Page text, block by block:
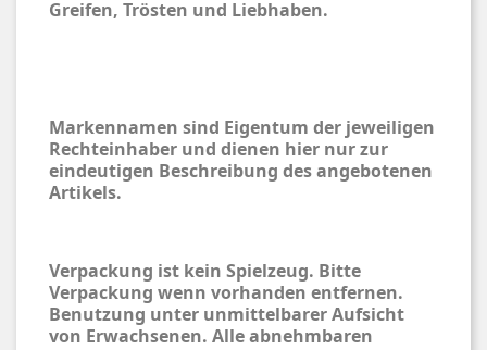
Greifen, Trösten und Liebhaben.
Markennamen sind Eigentum der jeweiligen
Rechteinhaber und dienen hier nur zur
eindeutigen Beschreibung des angebotenen
Artikels.
Verpackung ist kein Spielzeug. Bitte
Verpackung wenn vorhanden entfernen.
Benutzung unter unmittelbarer Aufsicht
von Erwachsenen. Alle abnehmbaren